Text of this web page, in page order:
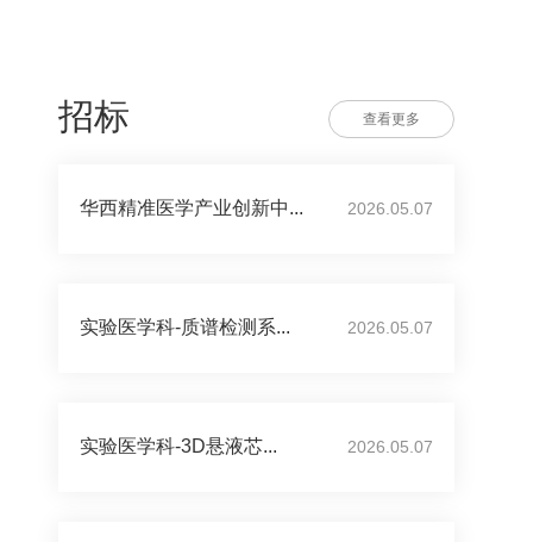
招标 查看更多
华西精准医学产业创新中... 2026.05.07
实验医学科-质谱检测系... 2026.05.07
实验医学科-3D悬液芯... 2026.05.07